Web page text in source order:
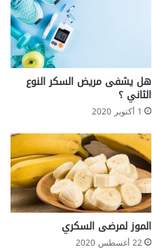
هل يشفى مريض السكر النوع
الثاني ؟
1 أكتوبر 2020
الموز لمرضى السكري
22 أغسطس 2020